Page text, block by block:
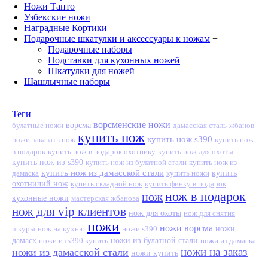
Ножи Танто
Узбекские ножи
Наградные Кортики
Подарочные шкатулки и аксессуары к ножам +
Подарочные наборы
Подставки для кухонных ножей
Шкатулки для ножей
Шашлычные наборы
Теги
булатные ножи ворсма ворсменские ножи дамасская сталь жбанов
ножи заказать нож купить нож купить нож s390 купить нож
в подарок купить нож в подарок охотнику купить нож для охоты
купить нож из s390 купить нож из булатной стали купить нож из
дамаска купить нож из дамасской стали купить ножи купить
охотничий нож купить складной нож купить финку в подарок
кухонные ножи мастерская жбанова ножнож в подарок
нож для vip клиентов нож для охоты нож для снятия
шкуры нож на кухню ножи ножи s390 ножи ворсма ножи
дамаск ножи из s390 купить ножи из булатной стали ножи из дамаска
ножи из дамасской стали ножи купить ножи на заказ